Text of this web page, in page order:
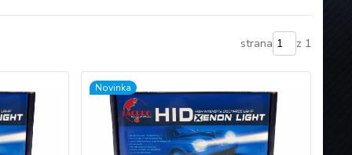
strana z 1
Novinka